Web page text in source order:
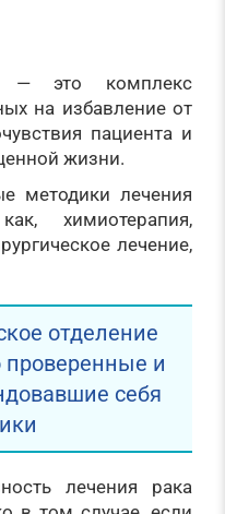
— это комплекс
на избавление от
пациента и
жизни.
методики лечения
химиотерапия,
лечение,
отделение
проверенные и
себя
лечения рака